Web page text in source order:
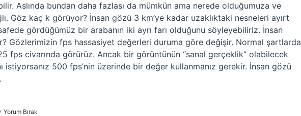
Aslında bundan daha fazlası da mümkün ama nerede olduğumuza ve
Göz kaç k görüyor? İnsan gözü 3 km’ye kadar uzaklıktaki nesneleri ayırt
gördüğümüz bir arabanın iki ayrı farı olduğunu söyleyebiliriz. İnsan
Gözlerimizin fps hassasiyet değerleri duruma göre değişir. Normal şartlarda
fps civarında görürüz. Ancak bir görüntünün “sanal gerçeklik” olabilecek
istiyorsanız 500 fps’nin üzerinde bir değer kullanmanız gerekir. İnsan gözü
Yorum Bırak